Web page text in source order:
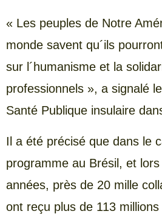
« Les peuples de Notre
monde savent qu´ils
sur l´humanisme et la
professionnels », a signalé
Santé Publique insulaire
Il a été précisé que dans le
programme au Brésil, et
années, près de 20 mille
ont reçu plus de 113